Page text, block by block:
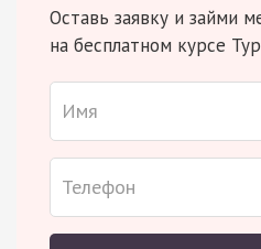
Оставь заявку и займи
на бесплатном курсе